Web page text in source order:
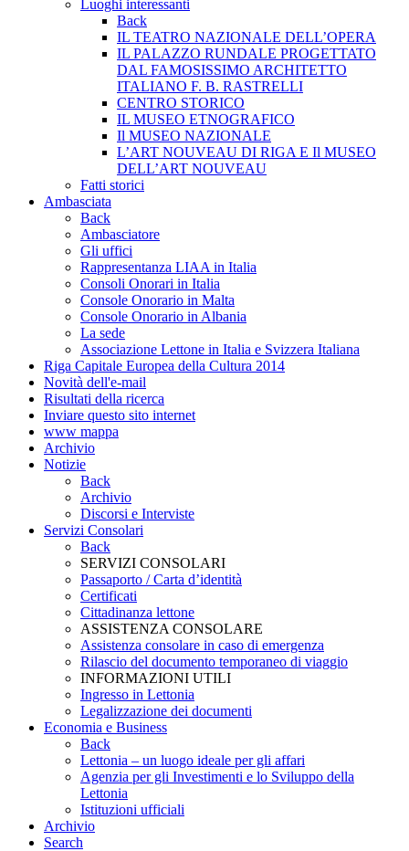
Luoghi interessanti
Back
IL TEATRO NAZIONALE DELL’OPERA
IL PALAZZO RUNDALE PROGETTATO
DAL FAMOSISSIMO ARCHITETTO
ITALIANO F. B. RASTRELLI
CENTRO STORICO
IL MUSEO ETNOGRAFICO
Il MUSEO NAZIONALE
L’ART NOUVEAU DI RIGA E Il MUSEO
DELL’ART NOUVEAU
Fatti storici
Ambasciata
Back
Ambasciatore
Gli uffici
Rappresentanza LIAA in Italia
Consoli Onorari in Italia
Console Onorario in Malta
Console Onorario in Albania
La sede
Associazione Lettone in Italia e Svizzera Italiana
Riga Capitale Europea della Cultura 2014
Novità dell'e-mail
Risultati della ricerca
Inviare questo sito internet
www mappa
Archivio
Notizie
Back
Archivio
Discorsi e Interviste
Servizi Consolari
Back
SERVIZI CONSOLARI
Passaporto / Carta d’identità
Certificati
Cittadinanza lettone
ASSISTENZA CONSOLARE
Assistenza consolare in caso di emergenza
Rilascio del documento temporaneo di viaggio
INFORMAZIONI UTILI
Ingresso in Lettonia
Legalizzazione dei documenti
Economia e Business
Back
Lettonia – un luogo ideale per gli affari
Agenzia per gli Investimenti e lo Sviluppo della
Lettonia
Istituzioni ufficiali
Archivio
Search